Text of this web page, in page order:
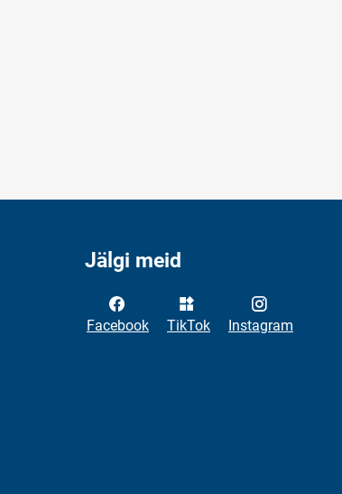
Jälgi meid
Facebook TikTok Instagram